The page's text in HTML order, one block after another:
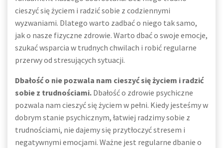
cieszyć się życiem i radzić sobie z codziennymi
wyzwaniami. Dlatego warto zadbać o niego tak samo,
jak o nasze fizyczne zdrowie. Warto dbać o swoje emocje,
szukać wsparcia w trudnych chwilach i robić regularne
przerwy od stresujących sytuacji.
Dbałość o nie pozwala nam cieszyć się życiem i radzić
sobie z trudnościami. Dbałość o zdrowie psychiczne
pozwala nam cieszyć się życiem w pełni. Kiedy jesteśmy w
dobrym stanie psychicznym, łatwiej radzimy sobie z
trudnościami, nie dajemy się przytłoczyć stresem i
negatywnymi emocjami. Ważne jest regularne dbanie o